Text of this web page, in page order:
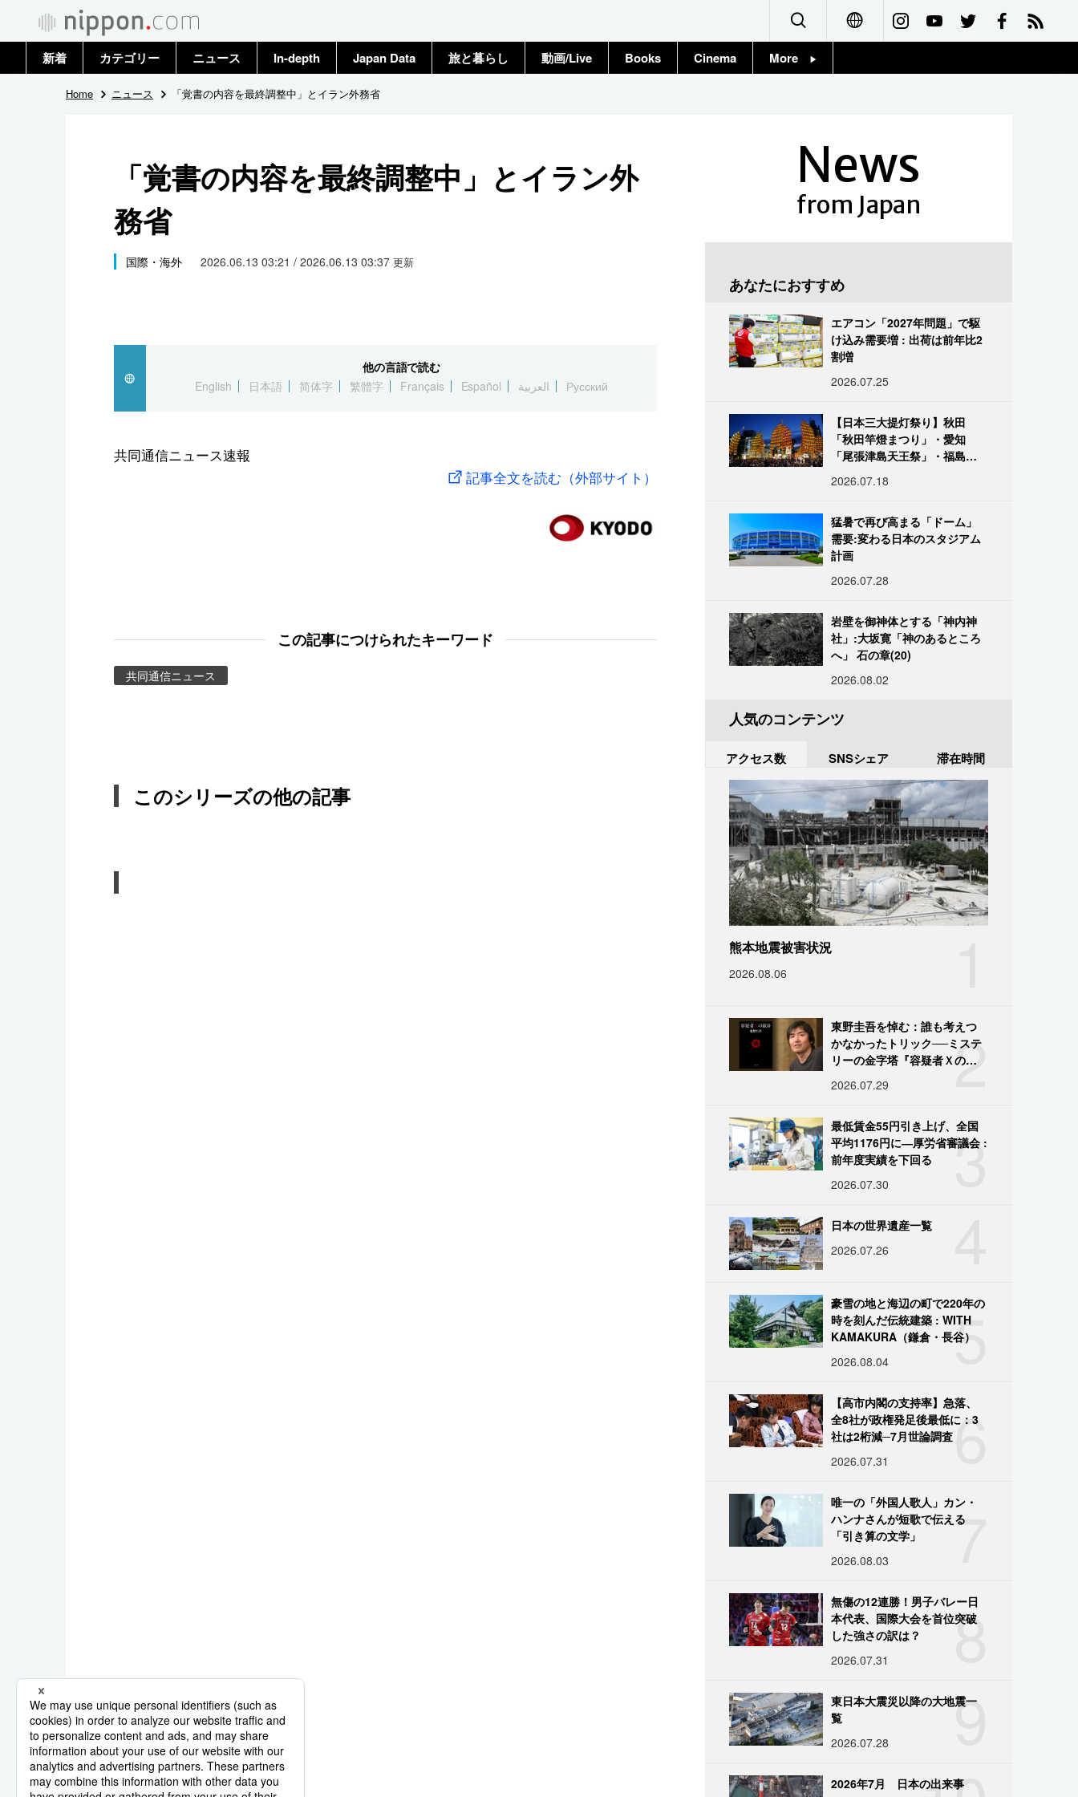
Français
新着 カテゴリー
政治・外交
社会
文化
スポーツ・東京2020
ニュース
トップ
In-depth Japan Data 旅と暮らし 動画/Live Books Cinema More
Home ニュース 「覚書の内容を最終調整中」とイラン外務省
「覚書の内容を最終調整中」とイラン外
務省
国際・海外 2026.06.13 03:21 / 2026.06.13 03:37 更新
他の言語で読む
English
日本語 简体字 繁體字 Français Español العربية Русский
共同通信ニュース速報
記事全文を読む（外部サイト）
この記事につけられたキーワード
共同通信ニュース
このシリーズの他の記事
News
from Japan
あなたにおすすめ
エアコン「2027年問題」で駆
け込み需要増 : 出荷は前年比2
割増
2026.07.25
【日本三大提灯祭り】秋田
「秋田竿燈まつり」・愛知
「尾張津島天王祭」・福島
だしい灯火が夜空を照らす光
2026.07.18
猛暑で再び高まる「ドーム」
需要:変わる日本のスタジアム
計画
2026.07.28
岩壁を御神体とする「神内神
社」:大坂寛「神のあるところ
へ」 石の章(20)
2026.08.02
人気のコンテンツ
アクセス数 SNSシェア 滞在時間
熊本地震被害状況
2026.08.06
2
東野圭吾を悼む：誰も考えつ
かなかったトリック──ミステ
リーの金字塔『容疑者Ｘの献
2026.07.29
3
最低賃金55円引き上げ、全国
平均1176円に―厚労省審議会 :
前年度実績を下回る
2026.07.30
日本の世界遺産一覧
2026.07.26
5
豪雪の地と海辺の町で220年の
時を刻んだ伝統建築 : WITH
KAMAKURA（鎌倉・長谷）
2026.08.04
6
【高市内閣の支持率】急落、
全8社が政権発足後最低に：3
社は2桁減─7月世論調査
2026.07.31
7
唯一の「外国人歌人」カン・
ハンナさんが短歌で伝える
「引き算の文学」
2026.08.03
8
無傷の12連勝！男子バレー日
本代表、国際大会を首位突破
した強さの訳は？
2026.07.31
9
東日本大震災以降の大地震一
覧
2026.07.28
2026年7月 日本の出来事